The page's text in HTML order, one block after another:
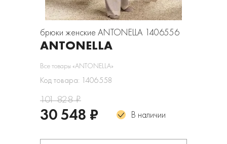
брюки женские ANTONELLA 1406556
ANTONELLA
Все товары «ANTONELLA»
Код товара: 1406558
101 828 ₽
30 548 ₽ В наличии